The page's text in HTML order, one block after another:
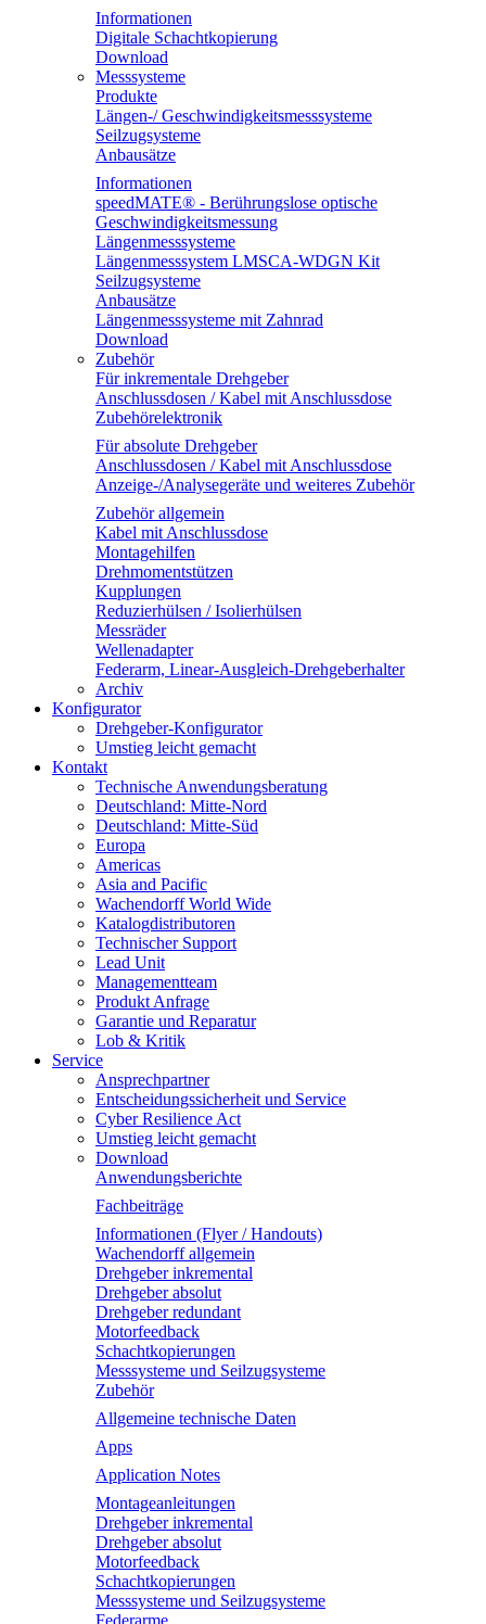
Informationen
Digitale Schachtkopierung
Download
Messsysteme
Produkte
Längen-/ Geschwindigkeitsmesssysteme
Seilzugsysteme
Anbausätze
Informationen
speedMATE® - Berührungslose optische
Geschwindigkeitsmessung
Längenmesssysteme
Längenmesssystem LMSCA-WDGN Kit
Seilzugsysteme
Anbausätze
Längenmesssysteme mit Zahnrad
Download
Zubehör
Für inkrementale Drehgeber
Anschlussdosen / Kabel mit Anschlussdose
Zubehörelektronik
Für absolute Drehgeber
Anschlussdosen / Kabel mit Anschlussdose
Anzeige-/Analysegeräte und weiteres Zubehör
Zubehör allgemein
Kabel mit Anschlussdose
Montagehilfen
Drehmomentstützen
Kupplungen
Reduzierhülsen / Isolierhülsen
Messräder
Wellenadapter
Federarm, Linear-Ausgleich-Drehgeberhalter
Archiv
Konfigurator
Drehgeber-Konfigurator
Umstieg leicht gemacht
Kontakt
Technische Anwendungsberatung
Deutschland: Mitte-Nord
Deutschland: Mitte-Süd
Europa
Americas
Asia and Pacific
Wachendorff World Wide
Katalogdistributoren
Technischer Support
Lead Unit
Managementteam
Produkt Anfrage
Garantie und Reparatur
Lob & Kritik
Service
Ansprechpartner
Entscheidungssicherheit und Service
Cyber Resilience Act
Umstieg leicht gemacht
Download
Anwendungsberichte
Fachbeiträge
Informationen (Flyer / Handouts)
Wachendorff allgemein
Drehgeber inkremental
Drehgeber absolut
Drehgeber redundant
Motorfeedback
Schachtkopierungen
Messsysteme und Seilzugsysteme
Zubehör
Allgemeine technische Daten
Apps
Application Notes
Montageanleitungen
Drehgeber inkremental
Drehgeber absolut
Motorfeedback
Schachtkopierungen
Messsysteme und Seilzugsysteme
Federarme